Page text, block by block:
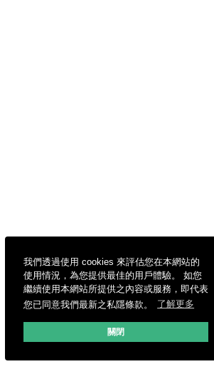
我們透過使用 cookies 來評估您在本網站的
使用情況，為您提供最佳的用戶體驗。 如您
繼續使用本網站所提供之內容或服務，即代表
您已同意我們最新之私隱條款。
了解更多
關閉